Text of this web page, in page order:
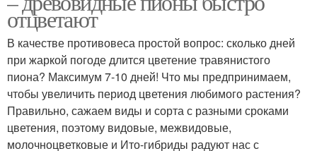
отцветают
В качестве противовеса простой вопрос: сколько дней
при жаркой погоде длится цветение травянистого
пиона? Максимум 7-10 дней! Что мы предпринимаем,
чтобы увеличить период цветения любимого растения?
Правильно, сажаем виды и сорта с разными сроками
цветения, поэтому видовые, межвидовые,
молочноцветковые и Ито-гибриды радуют нас с